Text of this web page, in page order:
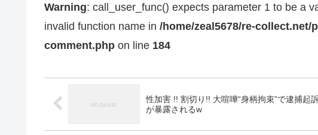
Warning: call_user_func() expects parameter 1 to be a
invalid function name in /home/zeal5678/re-
comment.php on line 184
性加害 !! 割切り!! 大喧嘩“身柄拘束”で逮捕起訴へ！中居正広と絶縁した芸能人とんでもない新事実
が暴露されるw